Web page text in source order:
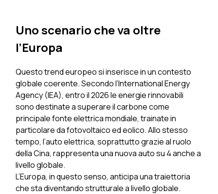
Uno scenario che va oltre
l’Europa
Questo trend europeo si inserisce in un contesto
globale coerente. Secondo l’International Energy
Agency (IEA), entro il 2026 le energie rinnovabili
sono destinate a superare il carbone come
principale fonte elettrica mondiale, trainate in
particolare da fotovoltaico ed eolico. Allo stesso
tempo, l’auto elettrica, soprattutto grazie al ruolo
della Cina, rappresenta una nuova auto su 4 anche a
livello globale.
L’Europa, in questo senso, anticipa una traiettoria
che sta diventando strutturale a livello globale.